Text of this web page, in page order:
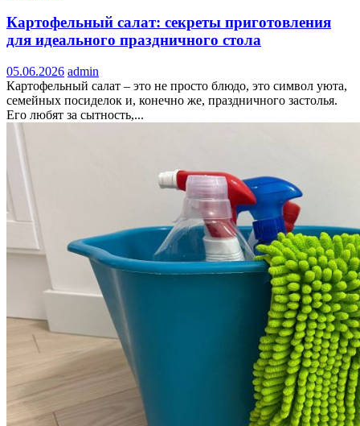
Картофельный салат: секреты приготовления
для идеального праздничного стола
05.06.2026 admin
Картофельный салат – это не просто блюдо, это символ уюта,
семейных посиделок и, конечно же, праздничного застолья.
Его любят за сытность,...